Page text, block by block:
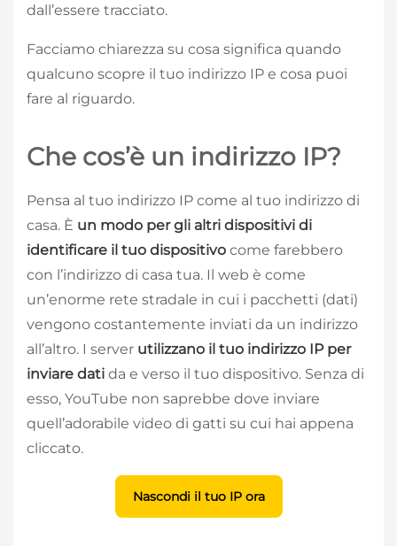
dall’essere tracciato.
Facciamo chiarezza su cosa significa quando
qualcuno scopre il tuo indirizzo IP e cosa puoi
fare al riguardo.
Che cos’è un indirizzo IP?
Pensa al tuo indirizzo IP come al tuo indirizzo di
casa. È un modo per gli altri dispositivi di
identificare il tuo dispositivo come farebbero
con l’indirizzo di casa tua. Il web è come
un’enorme rete stradale in cui i pacchetti (dati)
vengono costantemente inviati da un indirizzo
all’altro. I server utilizzano il tuo indirizzo IP per
inviare dati da e verso il tuo dispositivo. Senza di
esso, YouTube non saprebbe dove inviare
quell’adorabile video di gatti su cui hai appena
cliccato.
Nascondi il tuo IP ora